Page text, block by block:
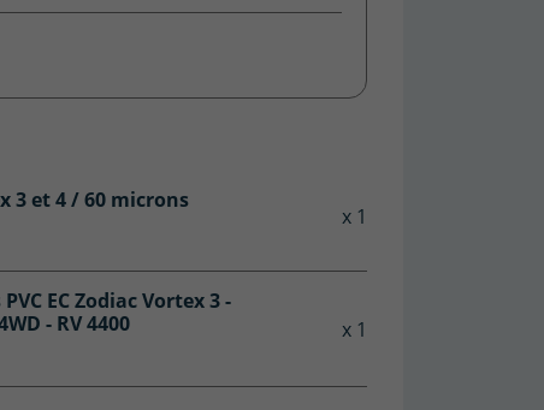
3 et 4 / 60 microns
x 1
EC Zodiac Vortex 3 -
- RV 4400
x 1